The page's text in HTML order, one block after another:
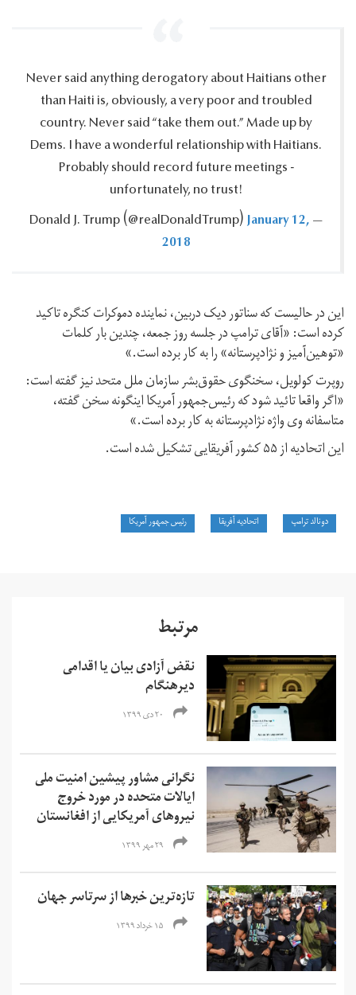
Never said anything derogatory about Haitians other
than Haiti is, obviously, a very poor and troubled
country.‎ Never said “take them out.‎” Made up by
Dems.‎ I have a wonderful relationship with Haitians.‎
Probably should record future meetings -
unfortunately, no trust!‎
— Donald J.‎ Trump ‪(@realDonaldTrump)‬
January 12,
2018
این در حالیست که سناتور دیک دربین، نماینده دموکرات کنگره تاکید
کرده است: «آقای ترامپ در جلسه روز جمعه،‌ چندین بار کلمات
«توهین‌آمیز و نژاد‌پرستانه» را به کار برده است.»
روپرت کولویل، سخنگوی حقوق‌بشر سازمان ملل متحد نیز گفته است:
«اگر واقعا تائید شود که رئیس‌جمهور آمریکا اینگونه سخن گفته،
متاسفانه وی واژه نژادپرستانه به کار برده است.»
این اتحادیه از ۵۵ کشور آفریقایی تشکیل شده است.
دونالد ترامپ اتحادیه آفریقا رئیس جمهور آمریکا
مرتبط
نقض آزادی بیان یا اقدامی
دیرهنگام
۲۰ دی ۱۳۹۹
نگرانی مشاور پیشین امنیت ملی
ایالات متحده در مورد خروج
نیروهای آمریکایی از افغانستان
۲۹ مهر ۱۳۹۹
تازه‌ترین خبرها از سرتاسر جهان
۱۵ خرداد ۱۳۹۹